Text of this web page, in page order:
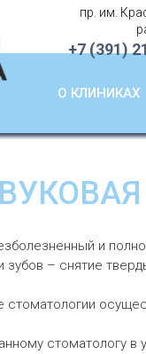
пр. им.
+7 (391)
О КЛИНИКАХ
и
зубов – снятие
стоматологии
стоматологу в